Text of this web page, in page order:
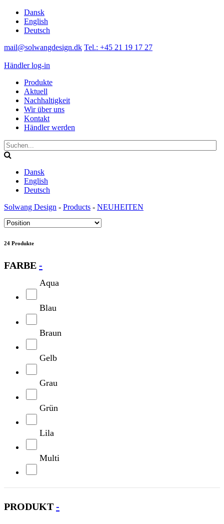
Dansk
English
Deutsch
mail@solwangdesign.dk Tel.: +45 21 19 17 27
Händler log-in
Produkte
Aktuell
Nachhaltigkeit
Wir über uns
Kontakt
Händler werden
Dansk
English
Deutsch
Solwang Design - Products - NEUHEITEN
24 Produkte
FARBE -
Aqua
Blau
Braun
Gelb
Grau
Grün
Lila
Multi
Oliv
PRODUKT -